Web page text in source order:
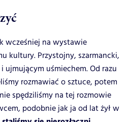
wcześniej na wystawie
kultury. Przystojny, szarmancki,
ujmującym uśmiechem. Od razu
rozmawiać o sztuce, potem
spędziliśmy na tej rozmowie
podobnie jak ja od lat żył w